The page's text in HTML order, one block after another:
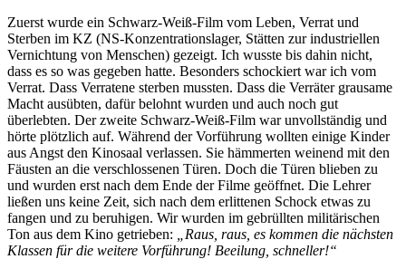
Zuerst wurde ein Schwarz-Weiß-Film vom Leben, Verrat und
Sterben im KZ (NS-Konzentrationslager, Stätten zur industriellen
Vernichtung von Menschen) gezeigt. Ich wusste bis dahin nicht,
dass es so was gegeben hatte. Besonders schockiert war ich vom
Verrat. Dass Verratene sterben mussten. Dass die Verräter grausame
Macht ausübten, dafür belohnt wurden und auch noch gut
überlebten. Der zweite Schwarz-Weiß-Film war unvollständig und
hörte plötzlich auf. Während der Vorführung wollten einige Kinder
aus Angst den Kinosaal verlassen. Sie hämmerten weinend mit den
Fäusten an die verschlossenen Türen. Doch die Türen blieben zu
und wurden erst nach dem Ende der Filme geöffnet. Die Lehrer
ließen uns keine Zeit, sich nach dem erlittenen Schock etwas zu
fangen und zu beruhigen. Wir wurden im gebrüllten militärischen
Ton aus dem Kino getrieben:
„Raus, raus, es kommen die nächsten
Klassen für die weitere Vorführung! Beeilung, schneller!“